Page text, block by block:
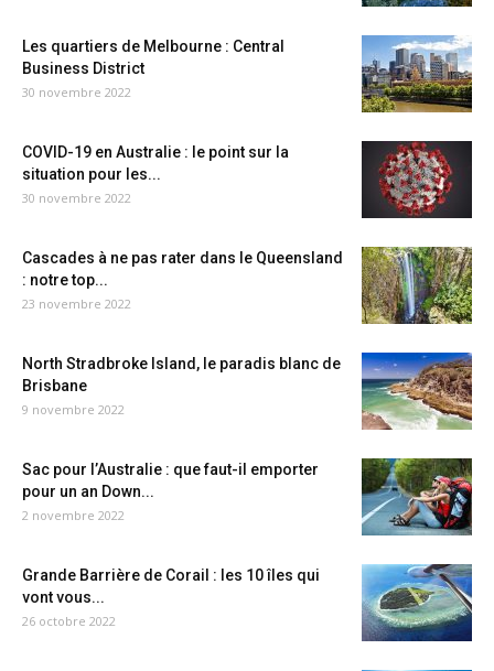
Les quartiers de Melbourne : Central
Business District
30 novembre 2022
COVID-19 en Australie : le point sur la
situation pour les...
30 novembre 2022
Cascades à ne pas rater dans le Queensland
: notre top...
23 novembre 2022
North Stradbroke Island, le paradis blanc de
Brisbane
9 novembre 2022
Sac pour l’Australie : que faut-il emporter
pour un an Down...
2 novembre 2022
Grande Barrière de Corail : les 10 îles qui
vont vous...
26 octobre 2022